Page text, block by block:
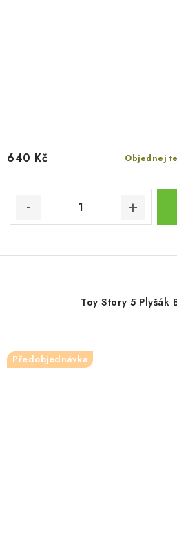
Objednej
640 Kč
Toy Story 5 Plyšák
Předobjednávka